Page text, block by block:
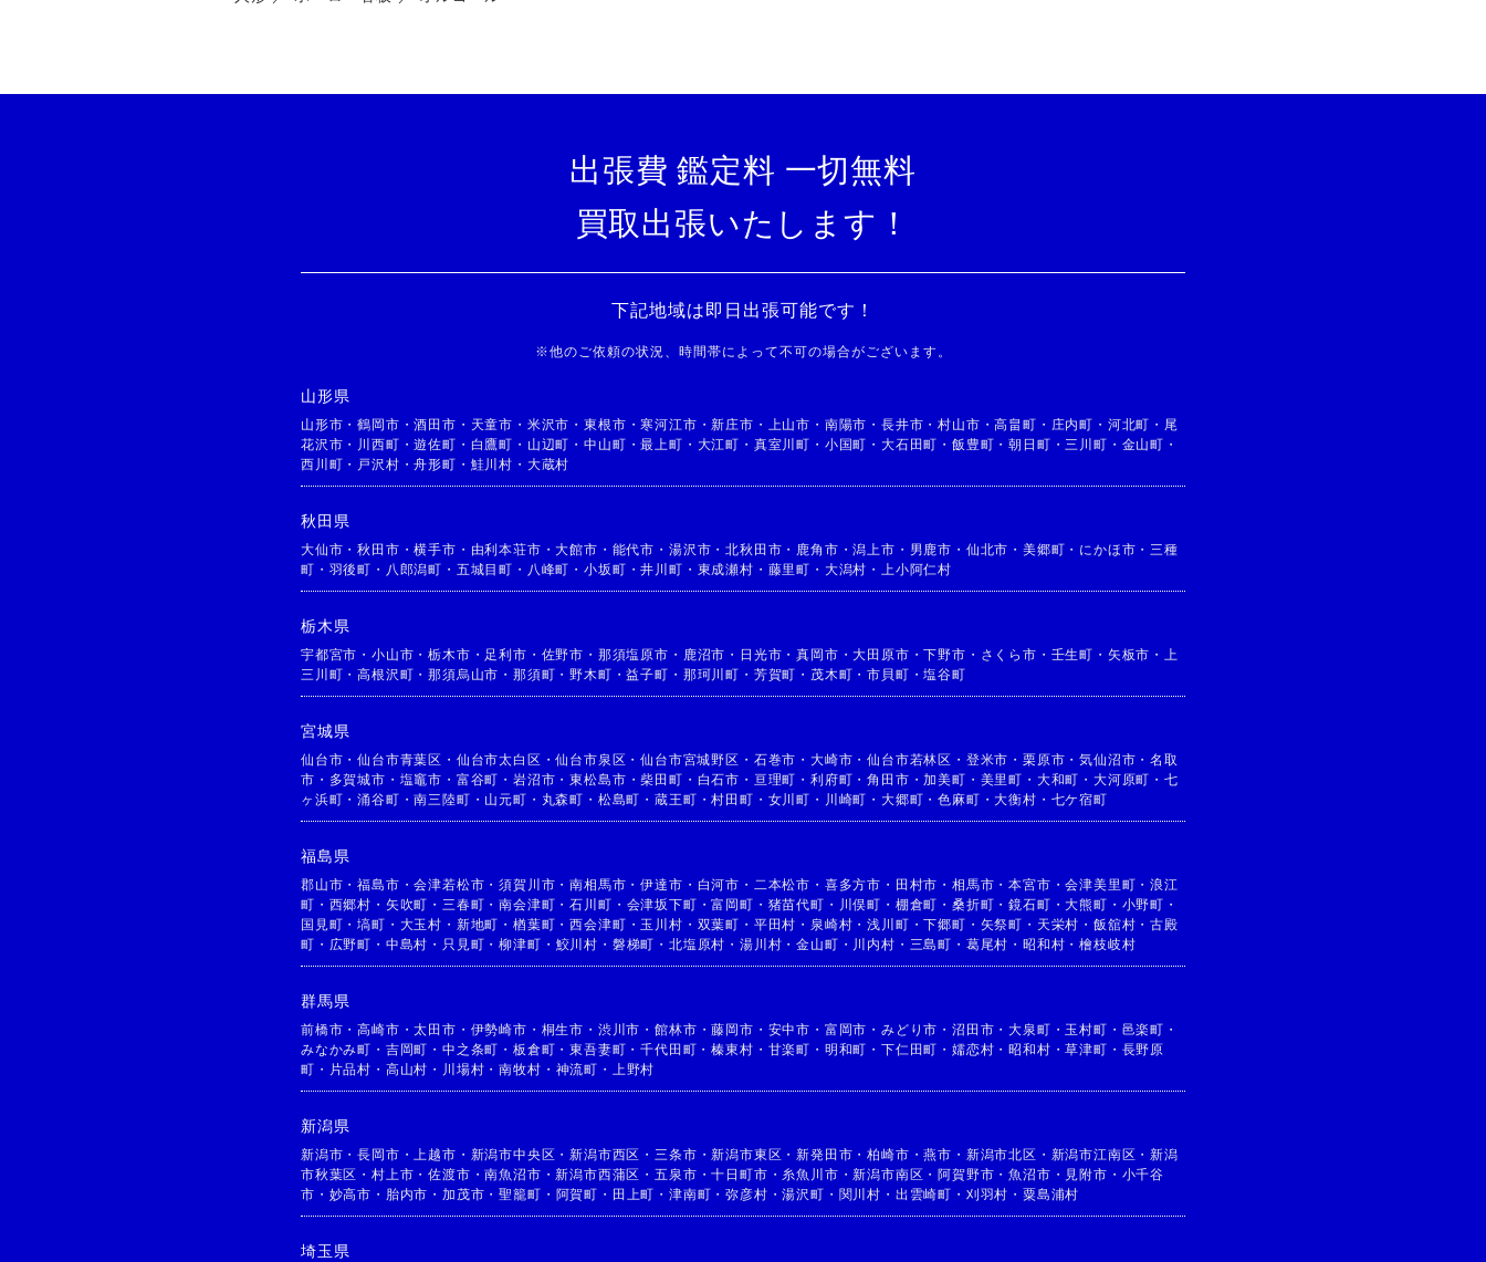
出張費 鑑定料 一切無料
買取出張いたします！
下記地域は即日出張可能です！
※他のご依頼の状況、時間帯によって不可の場合がございます。
山形県
山形市 ・鶴岡市 ・酒田市 ・ 天童市 ・ 米沢市 ・東根市 ・寒河江市 ・新庄市 ・ 上山市 ・ 南陽市 ・ 長井市 ・村山市 ・高畠町 ・ 庄内町 ・ 河北町 ・ 尾
花沢市 ・ 川西町 ・遊佐町 ・ 白鷹町 ・ 山辺町 ・中山町 ・最上町 ・ 大江町 ・ 真室川町 ・ 小国町 ・ 大石田町 ・ 飯豊町 ・朝日町 ・三川町 ・ 金山町 ・
西川町 ・ 戸沢村 ・舟形町 ・ 鮭川村 ・ 大蔵村
秋田県
大仙市 ・秋田市 ・横手市 ・ 由利本荘市 ・大館市 ・ 能代市 ・ 湯沢市 ・北秋田市 ・ 鹿角市 ・潟上市 ・ 男鹿市 ・ 仙北市 ・美郷町 ・ にかほ市 ・三種
町 ・ 羽後町 ・ 八郎潟町 ・ 五城目町 ・ 八峰町 ・小坂町 ・井川町 ・ 東成瀬村 ・ 藤里町 ・ 大潟村 ・ 上小阿仁村
栃木県
宇都宮市 ・小山市 ・栃木市 ・ 足利市 ・ 佐野市 ・ 那須塩原市 ・ 鹿沼市 ・ 日光市 ・真岡市 ・大田原市 ・下野市 ・ さくら市 ・ 壬生町 ・ 矢板市 ・上
三川町 ・高根沢町 ・那須烏山市 ・那須町 ・野木町 ・益子町 ・ 那珂川町 ・ 芳賀町 ・ 茂木町 ・市貝町 ・塩谷町
宮城県
仙台市 ・仙台市青葉区 ・ 仙台市太白区 ・仙台市泉区 ・仙台市宮城野区 ・ 石巻市 ・ 大崎市 ・仙台市若林区 ・ 登米市 ・ 栗原市 ・気仙沼市 ・名取
市 ・ 多賀城市 ・ 塩竈市 ・ 富谷町 ・岩沼市 ・東松島市 ・柴田町 ・ 白石市 ・ 亘理町 ・ 利府町 ・角田市 ・加美町 ・ 美里町 ・ 大和町 ・大河原町 ・七
ヶ浜町 ・涌谷町 ・南三陸町 ・ 山元町 ・ 丸森町 ・ 松島町 ・蔵王町 ・村田町 ・ 女川町 ・ 川崎町 ・ 大郷町 ・色麻町 ・大衡村 ・ 七ケ宿町
福島県
郡山市 ・福島市 ・会津若松市 ・須賀川市 ・南相馬市 ・伊達市 ・ 白河市 ・ 二本松市 ・ 喜多方市 ・ 田村市 ・ 相馬市 ・本宮市 ・会津美里町 ・浪江
町 ・ 西郷村 ・ 矢吹町 ・三春町 ・南会津町 ・石川町 ・ 会津坂下町 ・富岡町 ・ 猪苗代町 ・ 川俣町 ・ 棚倉町 ・ 桑折町 ・鏡石町 ・大熊町 ・ 小野町 ・
国見町 ・塙町 ・ 大玉村 ・ 新地町 ・楢葉町 ・西会津町 ・ 玉川村 ・ 双葉町 ・ 平田村 ・ 泉崎村 ・浅川町 ・下郷町 ・ 矢祭町 ・ 天栄村 ・飯舘村 ・古殿
町 ・ 広野町 ・ 中島村 ・ 只見町 ・柳津町 ・ 鮫川村 ・ 磐梯町 ・ 北塩原村 ・ 湯川村 ・金山町 ・ 川内村 ・ 三島町 ・ 葛尾村 ・ 昭和村 ・檜枝岐村
群馬県
前橋市 ・高崎市 ・太田市 ・ 伊勢崎市 ・ 桐生市 ・ 渋川市 ・館林市 ・藤岡市 ・ 安中市 ・ 富岡市 ・ みどり市 ・ 沼田市 ・大泉町 ・ 玉村町 ・ 邑楽町 ・
みなかみ町 ・ 吉岡町 ・中之条町 ・板倉町 ・東吾妻町 ・千代田町 ・榛東村 ・ 甘楽町 ・ 明和町 ・ 下仁田町 ・ 嬬恋村 ・ 昭和村 ・草津町 ・ 長野原
町 ・ 片品村 ・ 高山村 ・ 川場村 ・南牧村 ・ 神流町 ・ 上野村
新潟県
新潟市 ・長岡市 ・上越市 ・ 新潟市中央区 ・新潟市西区 ・三条市 ・新潟市東区 ・新発田市 ・柏崎市 ・燕市 ・ 新潟市北区 ・ 新潟市江南区 ・新潟
市秋葉区 ・村上市 ・佐渡市 ・南魚沼市 ・新潟市西蒲区 ・五泉市 ・十日町市 ・ 糸魚川市 ・新潟市南区 ・ 阿賀野市 ・魚沼市 ・ 見附市 ・ 小千谷
市 ・ 妙高市 ・ 胎内市 ・加茂市 ・聖籠町 ・ 阿賀町 ・ 田上町 ・ 津南町 ・弥彦村 ・湯沢町 ・ 関川村 ・ 出雲崎町 ・ 刈羽村 ・粟島浦村
埼玉県